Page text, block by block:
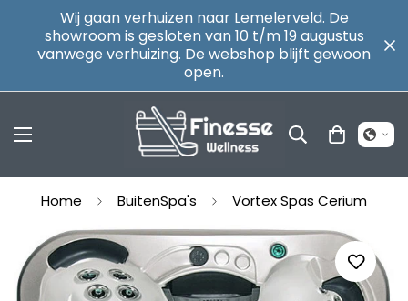
Wij gaan verhuizen naar Lemelerveld. De
showroom is gesloten van 10 t/m 19 augustus
vanwege verhuizing. De webshop blijft gewoon
open.
Home BuitenSpa's Vortex Spas Cerium